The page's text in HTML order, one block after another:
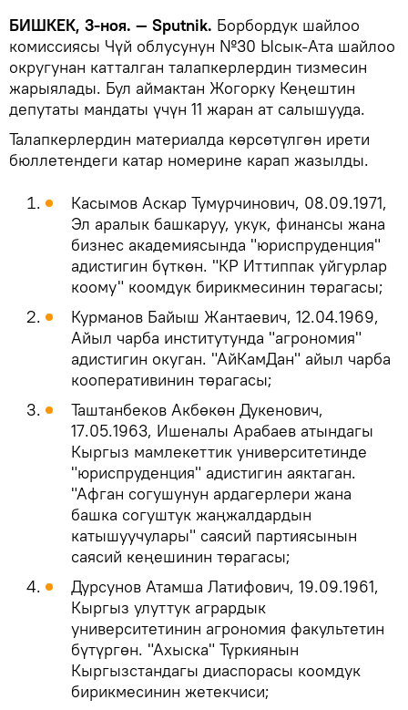
БИШКЕК, 3-ноя. — Sputnik. Борбордук шайлоо
комиссиясы Чүй облусунун №30 Ысык-Ата шайлоо
округунан катталган талапкерлердин тизмесин
жарыялады. Бул аймактан Жогорку Кеңештин
депутаты мандаты үчүн 11 жаран ат салышууда.
Талапкерлердин материалда көрсөтүлгөн ирети
бюллетендеги катар номерине карап жазылды.
Касымов Аскар Тумурчинович, 08.09.1971,
Эл аралык башкаруу, укук, финансы жана
бизнес академиясында "юриспруденция"
адистигин бүткөн. "КР Иттиппак уйгурлар
коому" коомдук бирикмесинин төрагасы;
Курманов Байыш Жантаевич, 12.04.1969,
Айыл чарба институтунда "агрономия"
адистигин окуган. "АйКамДан" айыл чарба
кооперативинин төрагасы;
Таштанбеков Акбөкөн Дукенович,
17.05.1963, Ишеналы Арабаев атындагы
Кыргыз мамлекеттик университетинде
"юриспруденция" адистигин аяктаган.
"Афган согушунун ардагерлери жана
башка согуштук жаңжалдардын
катышуучулары" саясий партиясынын
саясий кеңешинин төрагасы;
Дурсунов Атамша Латифович, 19.09.1961,
Кыргыз улуттук агрардык
университетинин агрономия факультетин
бүтүргөн. "Ахыска" Түркиянын
Кыргызстандагы диаспорасы коомдук
бирикмесинин жетекчиси;